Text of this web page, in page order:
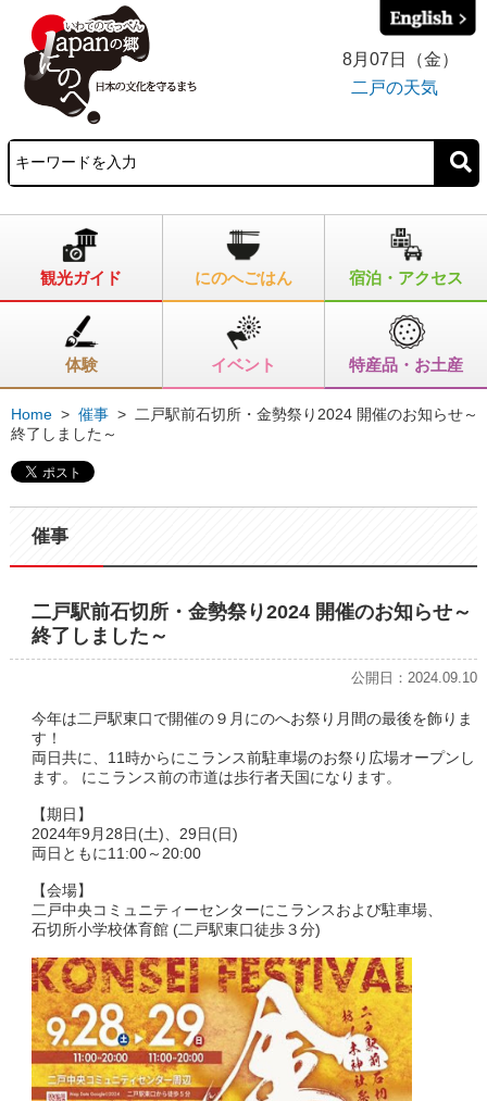
8月07日（金）
二戸の天気
観光ガイド にのへごはん 宿泊・アクセス
体験 イベント 特産品・お土産
Home > 催事 >
二戸駅前石切所・金勢祭り2024 開催のお知らせ～
終了しました～
催事
二戸駅前石切所・金勢祭り2024 開催のお知らせ～
終了しました～
公開日：2024.09.10
今年は二戸駅東口で開催の９月にのへお祭り月間の最後を飾りま
す！
両日共に、11時からにこランス前駐車場のお祭り広場オープンし
ます。 にこランス前の市道は歩行者天国になります。
【期日】
2024年9月28日(土)、29日(日)
両日ともに11:00～20:00
【会場】
二戸中央コミュニティーセンターにこランスおよび駐車場、
石切所小学校体育館 (二戸駅東口徒歩３分)